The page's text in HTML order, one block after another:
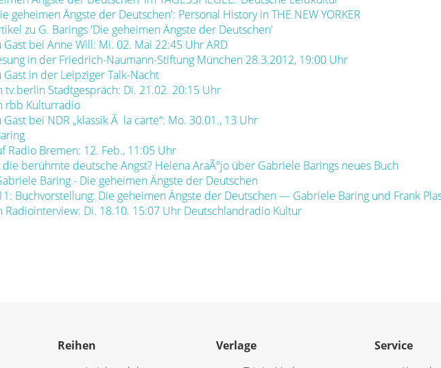
geheimen Ängste der Deutschen': Personal History in THE NEW YORKER
zu G. Barings 'Die geheimen Ängste der Deutschen'
bei Anne Will: Mi. 02. Mai 22:45 Uhr ARD
in der Friedrich-Naumann-Stiftung München 28.3.2012, 19:00 Uhr
in der Leipziger Talk-Nacht
tv.berlin Stadtgespräch: Di. 21.02. 20:15 Uhr
rbb Kulturradio
bei NDR „klassik Ã la carte“: Mo. 30.01., 13 Uhr
Radio Bremen: 12. Feb., 11:05 Uhr
berühmte deutsche Angst? Helena AraÃºjo über Gabriele Barings neues Buch
Baring - Die geheimen Ängste der Deutschen
Buchvorstellung: Die geheimen Ängste der Deutschen — Gabriele Baring und Frank
Radiointerview: Di. 18.10. 15:07 Uhr Deutschlandradio Kultur
Reihen
Verlage
Service